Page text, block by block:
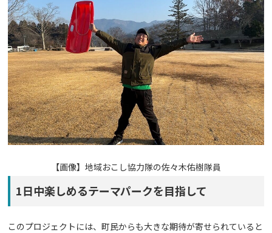
【画像】 地域おこし協力隊の佐々木佑樹隊員
1日中楽しめるテーマパークを目指して
このプロジェクトには、町民からも大きな期待が寄せられていると